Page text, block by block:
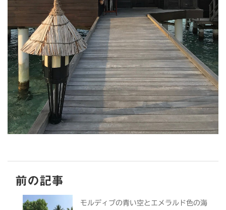
前の記事
モルディブの青い空とエメラルド色の海